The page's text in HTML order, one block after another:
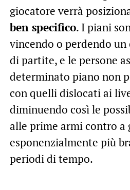
giocatore verrà
ben specifico. I piani
vincendo o perdendo
di partite, e le persone
determinato piano non
con quelli dislocati ai
diminuendo così le
alle prime armi contro a
esponenzialmente più
periodi di tempo.